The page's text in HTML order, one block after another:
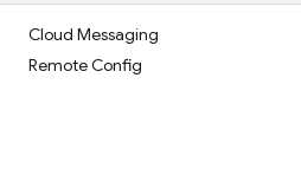
Cloud Messaging
Remote Config